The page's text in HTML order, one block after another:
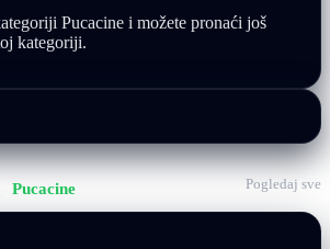
Pucacine i možete pronaći još
kategoriji.
Pucacine Pogledaj sve